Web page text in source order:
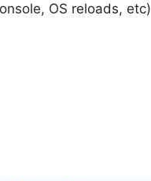
OS reloads, etc)